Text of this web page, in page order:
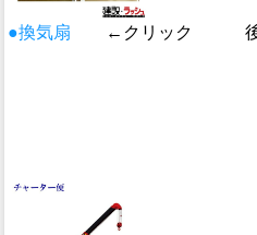
●換気扇 ←クリック 後